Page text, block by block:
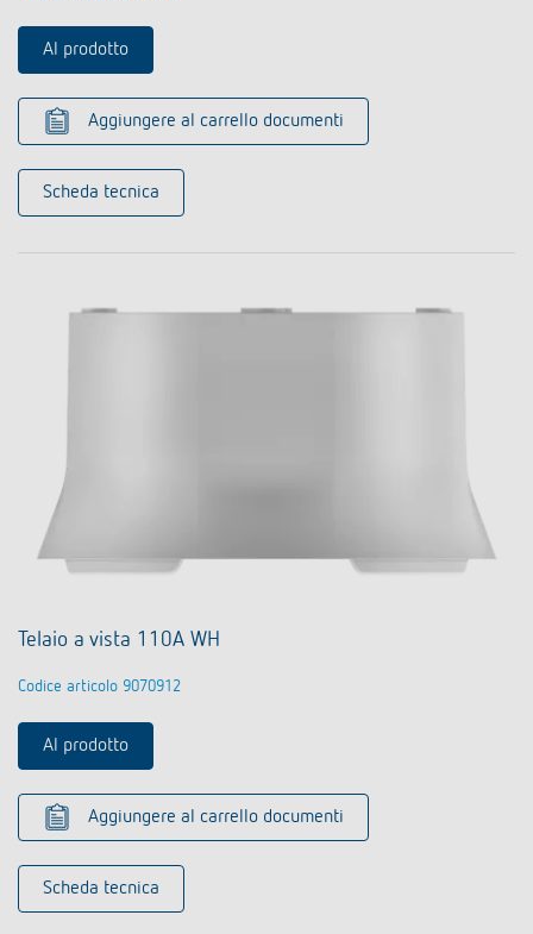
Al prodotto
Aggiungere al carrello documenti
Scheda tecnica
Telaio a vista 110A WH
Codice articolo 9070912
Al prodotto
Aggiungere al carrello documenti
Scheda tecnica